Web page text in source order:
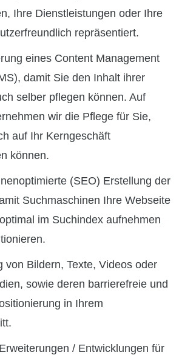
Ihre Dienstleistungen oder Ihre
repräsentiert.
eines Content Management
damit Sie den Inhalt ihrer
selber pflegen können. Auf
wir die Pflege für Sie,
auf Ihr Kerngeschäft
können.
(SEO) Erstellung der
Suchmaschinen Ihre Webseite
im Suchindex aufnehmen
von Bildern, Texte, Videos oder
sowie deren barrierefreie und
in Ihrem
/ Entwicklungen für